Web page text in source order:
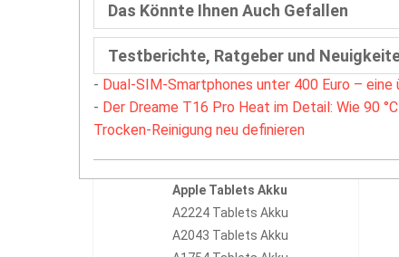
Das Könnte Ihnen Auch Gefallen
Testberichte, Ratgeber und
- Dual-SIM-Smartphones unter 400 Euro –
- Der Dreame T16 Pro Heat im Detail: Wie 90
Trocken-Reinigung neu definieren
Apple Tablets Akku
A2224 Tablets Akku
A2043 Tablets Akku